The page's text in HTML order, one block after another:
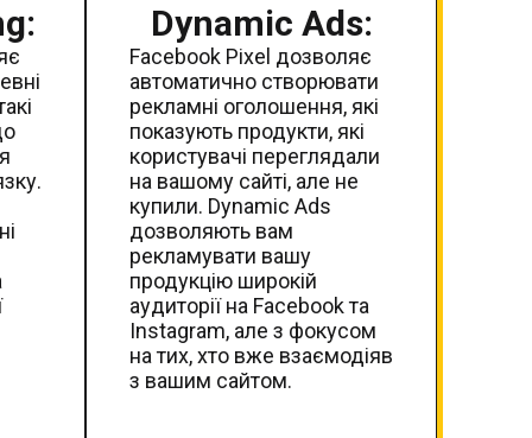
Dynamic Ads:
Facebook Pixel дозволяє
автоматично створювати
рекламні оголошення, які
показують продукти, які
користувачі переглядали
на вашому сайті, але не
купили. Dynamic Ads
дозволяють вам
рекламувати вашу
продукцію широкій
аудиторії на Facebook та
Instagram, але з фокусом
на тих, хто вже взаємодіяв
з вашим сайтом.